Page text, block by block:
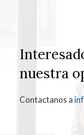
nuestra
Contactanos a